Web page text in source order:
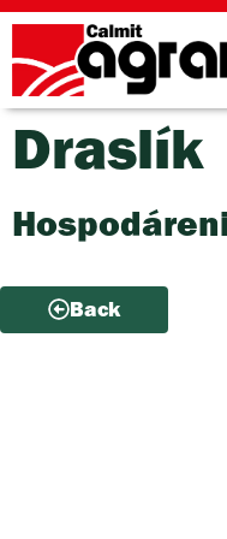
Draslík
Back